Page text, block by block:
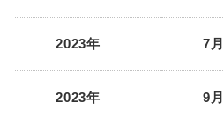
2023年 7月
2023年 9月